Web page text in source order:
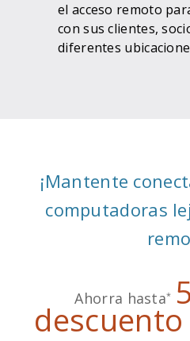
el acceso remoto
con sus clientes,
diferentes
¡Mantente
computadoras
Ahorra hasta*
descuento